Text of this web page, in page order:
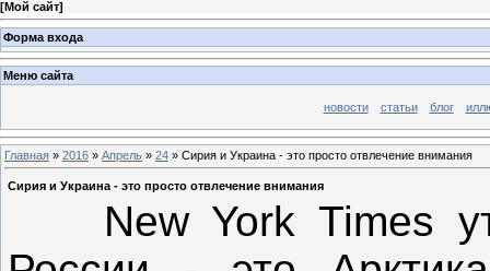
[Мой сайт]
Форма входа
Меню сайта
новости статьи блог
Главная » 2016 » Апрель » 24 » Сирия и Украина - это просто отвлечение внимания
Сирия и Украина - это просто отвлечение внимания
New York Times